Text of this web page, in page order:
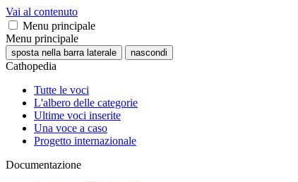
Vai al contenuto
Menu principale
Menu principale
sposta nella barra laterale nascondi
Cathopedia
Tutte le voci
L'albero delle categorie
Ultime voci inserite
Una voce a caso
Progetto internazionale
Documentazione